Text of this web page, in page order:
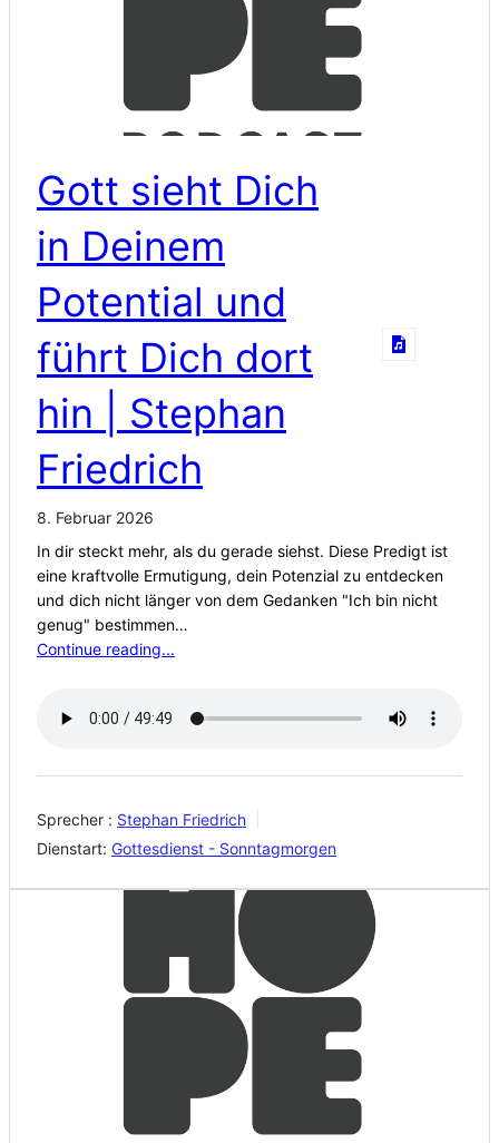
Gott sieht Dich
in Deinem
Potential und
führt Dich dort
hin | Stephan
Friedrich
8. Februar 2026
In dir steckt mehr, als du gerade siehst. Diese Predigt ist
eine kraftvolle Ermutigung, dein Potenzial zu entdecken
und dich nicht länger von dem Gedanken "Ich bin nicht
genug" bestimmen…
Continue reading...
Sprecher : Stephan Friedrich
Dienstart: Gottesdienst - Sonntagmorgen